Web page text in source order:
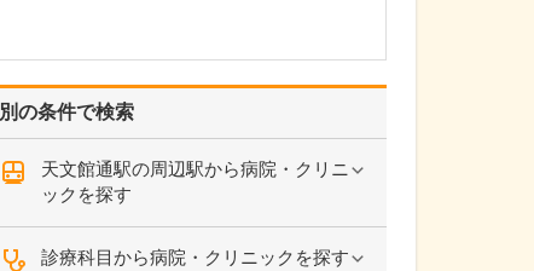
別の条件で検索
天文館通駅の周辺駅から病院・クリニ
ックを探す
診療科目から病院・クリニックを探す